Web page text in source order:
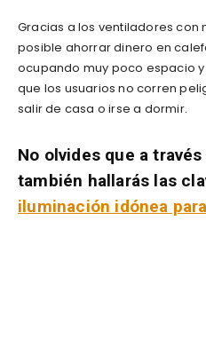
Gracias a los ventiladores con
posible ahorrar dinero en
ocupando muy poco espacio
que los usuarios no corren
salir de casa o irse a dormir.
No olvides que a
también hallarás las
iluminación idónea